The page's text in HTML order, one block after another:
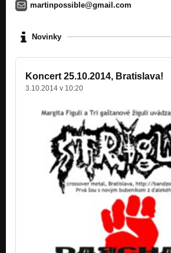
martinpossible@gmail.com
Novinky
Koncert 25.10.2014, Bratislava!
3.10.2014 v 10:20